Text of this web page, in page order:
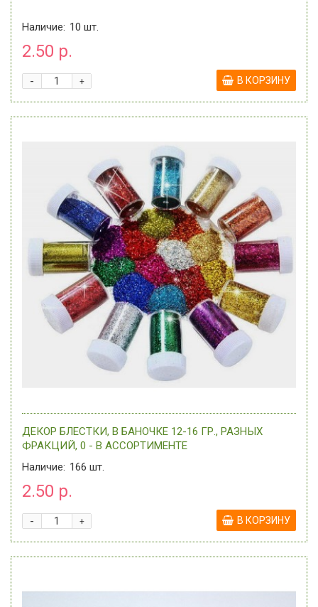
Наличие: 10 шт.
2.50 р.
+
- В КОРЗИНУ
ДЕКОР БЛЕСТКИ, В БАНОЧКЕ 12-16 ГР., РАЗНЫХ
ФРАКЦИЙ, 0 - В АССОРТИМЕНТЕ
Наличие: 166 шт.
2.50 р.
+
- В КОРЗИНУ